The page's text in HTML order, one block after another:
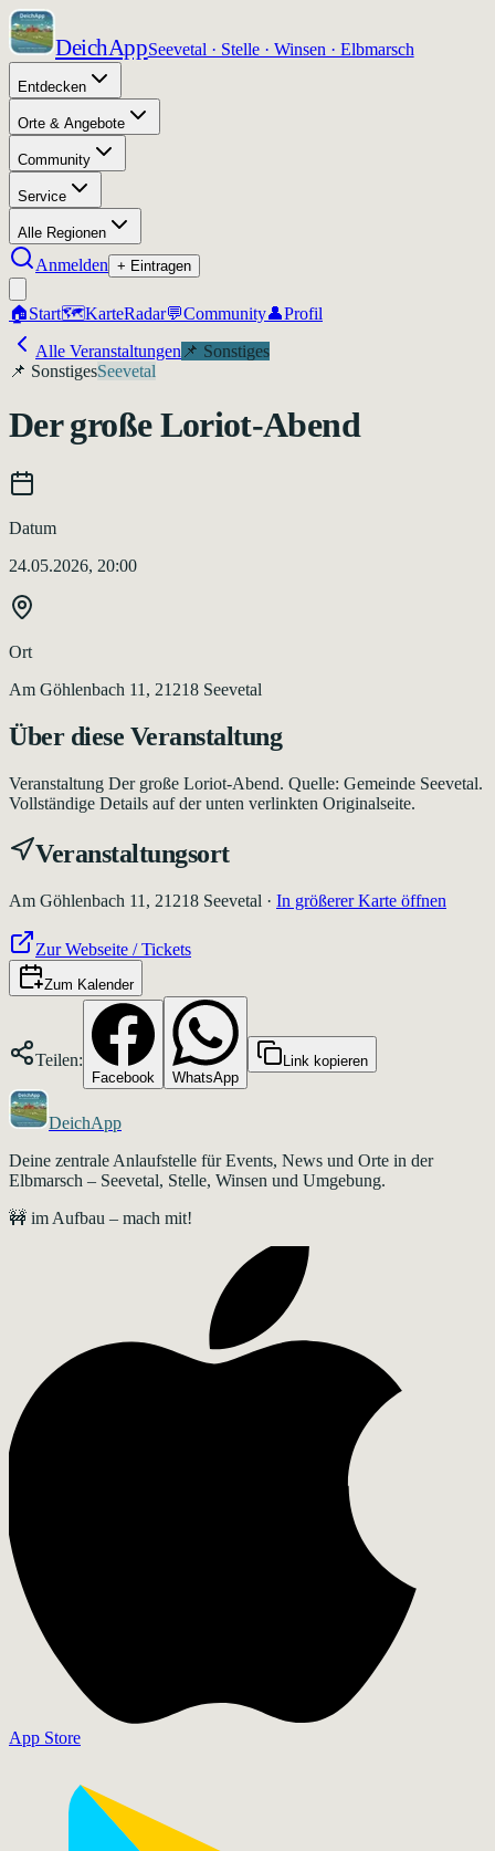
DeichAppSeevetal · Stelle · Winsen · Elbmarsch
Entdecken
Orte & Angebote
Community
Service
Alle Regionen
Anmelden + Eintragen
🏠Start🗺️KarteRadar💬Community👤Profil
Alle Veranstaltungen 📌 Sonstiges
📌 SonstigesSeevetal
Der große Loriot-Abend
Datum
24.05.2026, 20:00
Ort
Am Göhlenbach 11, 21218 Seevetal
Über diese Veranstaltung
Veranstaltung Der große Loriot-Abend. Quelle: Gemeinde Seevetal.
Vollständige Details auf der unten verlinkten Originalseite.
Veranstaltungsort
Am Göhlenbach 11, 21218 Seevetal · In größerer Karte öffnen
Zur Webseite / Tickets
Zum Kalender
Teilen:
Facebook WhatsApp
Link kopieren
DeichApp
Deine zentrale Anlaufstelle für Events, News und Orte in der
Elbmarsch – Seevetal, Stelle, Winsen und Umgebung.
🚧 im Aufbau – mach mit!
App Store